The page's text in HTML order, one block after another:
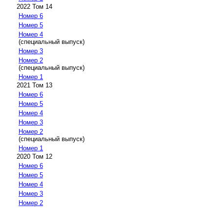
2022 Том 14
Номер 6
Номер 5
Номер 4
(специальный выпуск)
Номер 3
Номер 2
(специальный выпуск)
Номер 1
2021 Том 13
Номер 6
Номер 5
Номер 4
Номер 3
Номер 2
(специальный выпуск)
Номер 1
2020 Том 12
Номер 6
Номер 5
Номер 4
Номер 3
Номер 2